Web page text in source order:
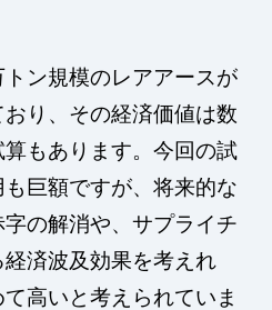
ン規模のレアアースが
り、その経済価値は数
もあります。今回の試
巨額ですが、将来的な
の解消や、サプライチ
済波及効果を考えれ
高いと考えられていま